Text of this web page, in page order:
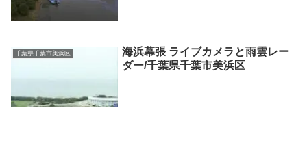
千葉県千葉市美浜区
海浜幕張 ライブカメラと雨雲レー
ダー/千葉県千葉市美浜区